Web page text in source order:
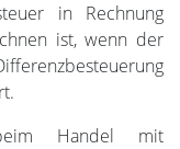
in Rechnung
ist, wenn der
Handel mit